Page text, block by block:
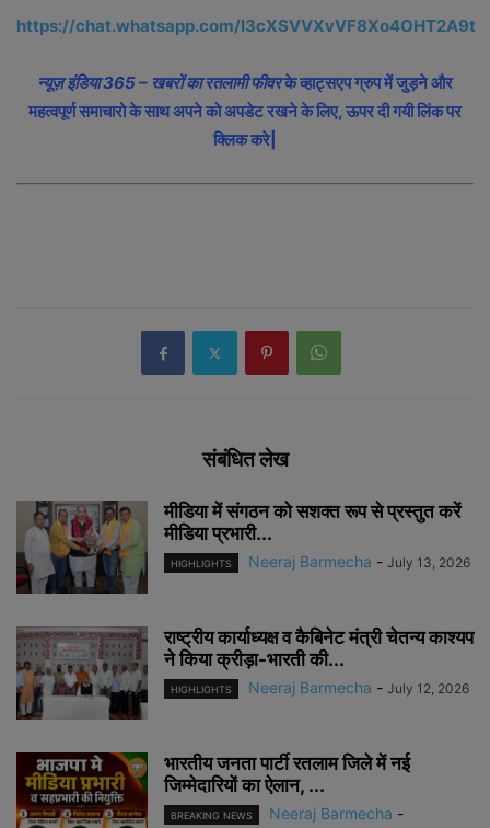
https://chat.whatsapp.com/I3cXSVVXvVF8Xo4OHT2A9t
न्यूज़ इंडिया 365 – खबरों का रतलामी फीवरके व्हाट्सएप ग्रुप में जुड़ने और
महत्वपूर्ण समाचारो के साथ अपने को अपडेट रखने के लिए, ऊपर दी गयी लिंक पर
क्लिक करे|
संबंधित लेख
मीडिया में संगठन को सशक्त रूप से प्रस्तुत करें
मीडिया प्रभारी...
HIGHLIGHTS Neeraj Barmecha - July 13, 2026
राष्ट्रीय कार्याध्यक्ष व कैबिनेट मंत्री चेतन्य काश्यप
ने किया क्रीड़ा-भारती की...
HIGHLIGHTS Neeraj Barmecha - July 12, 2026
भारतीय जनता पार्टी रतलाम जिले में नई
जिम्मेदारियों का ऐलान, ...
BREAKING NEWS Neeraj Barmecha -